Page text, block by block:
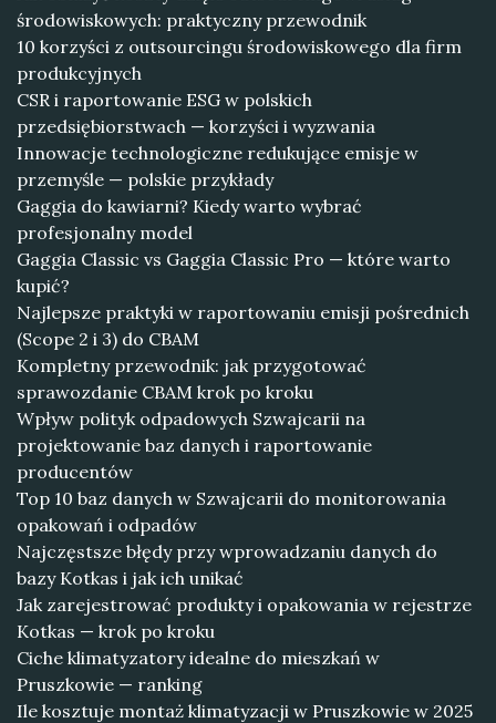
środowiskowych: praktyczny przewodnik
10 korzyści z outsourcingu środowiskowego dla firm
produkcyjnych
CSR i raportowanie ESG w polskich
przedsiębiorstwach — korzyści i wyzwania
Innowacje technologiczne redukujące emisje w
przemyśle — polskie przykłady
Gaggia do kawiarni? Kiedy warto wybrać
profesjonalny model
Gaggia Classic vs Gaggia Classic Pro — które warto
kupić?
Najlepsze praktyki w raportowaniu emisji pośrednich
(Scope 2 i 3) do CBAM
Kompletny przewodnik: jak przygotować
sprawozdanie CBAM krok po kroku
Wpływ polityk odpadowych Szwajcarii na
projektowanie baz danych i raportowanie
producentów
Top 10 baz danych w Szwajcarii do monitorowania
opakowań i odpadów
Najczęstsze błędy przy wprowadzaniu danych do
bazy Kotkas i jak ich unikać
Jak zarejestrować produkty i opakowania w rejestrze
Kotkas — krok po kroku
Ciche klimatyzatory idealne do mieszkań w
Pruszkowie — ranking
Ile kosztuje montaż klimatyzacji w Pruszkowie w 2025